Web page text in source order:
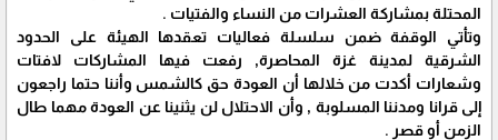
المحتلة بمشاركة العشرات من النساء والفتيات .
وتأتي الوقفة ضمن سلسلة فعاليات تعقدها الهيئة على الحدود
الشرقية لمدينة غزة المحاصرة, رفعت فيها المشاركات لافتات
وشعارات أكدت من خلالها أن العودة حق كالشمس وأننا حتما راجعون
إلى قرانا ومدننا المسلوبة , وأن الاحتلال لن يثنينا عن العودة مهما طال
الزمن أو قصر .